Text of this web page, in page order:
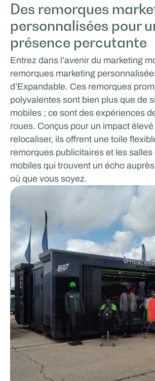
Des remorques
personnalisées pour
présence percutante
Entrez dans l’avenir du marketing
remorques marketing
d’Expandable. Ces remorques
polyvalentes sont bien plus que de
mobiles ; ce sont des expériences
roues. Conçus pour un impact
relocaliser, ils offrent une toile
remorques publicitaires et les salles
mobiles qui trouvent un écho
où que vous soyez.